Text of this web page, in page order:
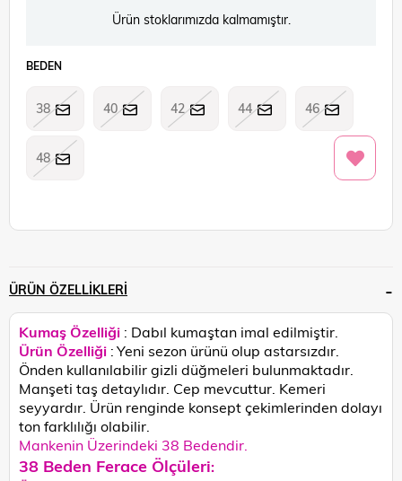
Ürün stoklarımızda kalmamıştır.
BEDEN
38 40 42 44 46
48
ÜRÜN ÖZELLIKLERI
Kumaş Özelliği : Dabıl kumaştan imal edilmiştir.
Ürün Özelliği :Yeni sezon ürünü olup astarsızdır.
Önden kullanılabilir gizli düğmeleri bulunmaktadır.
Manşeti taş detaylıdır. Cep mevcuttur. Kemeri
seyyardır. Ürün renginde konsept çekimlerinden dolayı
ton farklılığı olabilir.
Mankenin Üzerindeki 38 Bedendir.
38 Beden Ferace Ölçüleri: